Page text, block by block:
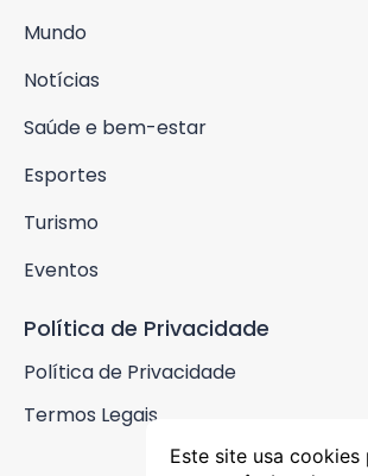
Mundo
Notícias
Saúde e bem-estar
Esportes
Turismo
Eventos
Política de Privacidade
Política de Privacidade
Termos Legais
Este site usa cookies